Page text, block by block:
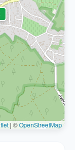
| ©OpenStreetMap